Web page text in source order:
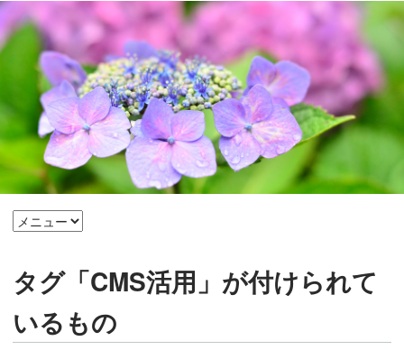
タグ「CMS活用」が付けられて
いるもの